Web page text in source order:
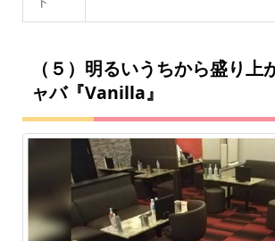
（５）明るいうちから盛り上
ャバ『Vanilla』